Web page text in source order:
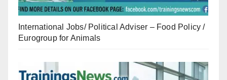
International Jobs/ Political Adviser – Food Policy /
Eurogroup for Animals